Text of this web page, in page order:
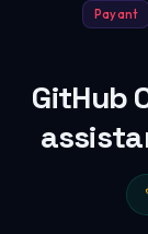
Payant
GitHub